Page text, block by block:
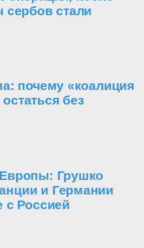
сербов стали
почему «коалиция
без
Грушко
и Германии
с Россией